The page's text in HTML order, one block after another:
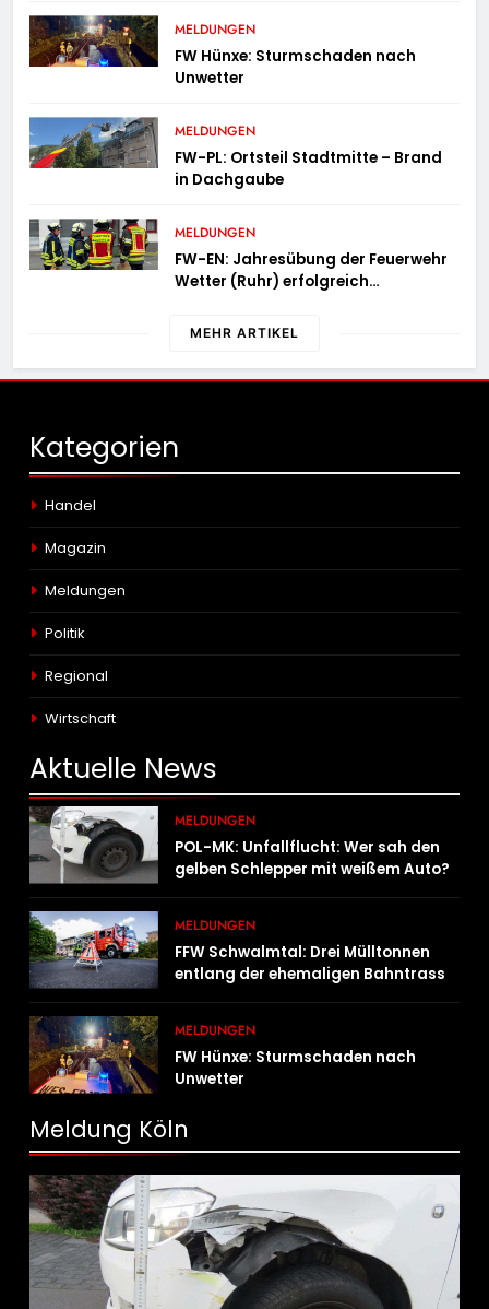
MELDUNGEN
FW Hünxe: Sturmschaden nach
Unwetter
MELDUNGEN
FW-PL: Ortsteil Stadtmitte – Brand
in Dachgaube
MELDUNGEN
FW-EN: Jahresübung der Feuerwehr
Wetter (Ruhr) erfolgreich
MEHR ARTIKEL
Kategorien
Handel
Magazin
Meldungen
Politik
Regional
Wirtschaft
Aktuelle News
MELDUNGEN
POL-MK: Unfallflucht: Wer sah den
gelben Schlepper mit weißem Auto?
MELDUNGEN
FFW Schwalmtal: Drei Mülltonnen
entlang der ehemaligen Bahntrasse
MELDUNGEN
FW Hünxe: Sturmschaden nach
Unwetter
Meldung Köln